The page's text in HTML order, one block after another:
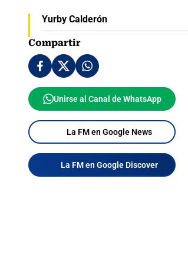
Yurby Calderón
Compartir
Unirse al Canal de WhatsApp
La FM en Google News
La FM en Google Discover